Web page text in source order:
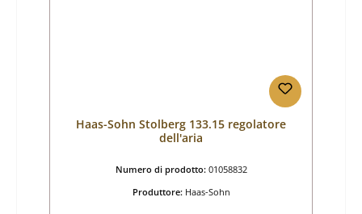
Haas-Sohn Stolberg 133.15 regolatore
dell'aria
Numero di prodotto: 01058832
Produttore: Haas-Sohn